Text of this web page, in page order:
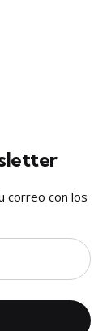
correo con los